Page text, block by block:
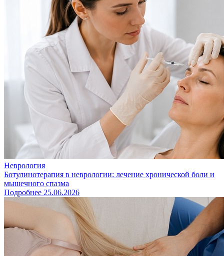
Неврология
Ботулинотерапия в неврологии: лечение хронической боли и
мышечного спазма
Подробнее 25.06.2026